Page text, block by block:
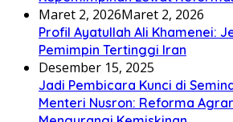
Maret 2, 2026Maret 2, 2026
Profil Ayatullah Ali Khamenei:
Pemimpin Tertinggi Iran
Desember 15, 2025
Jadi Pembicara Kunci di
Menteri Nusron: Reforma